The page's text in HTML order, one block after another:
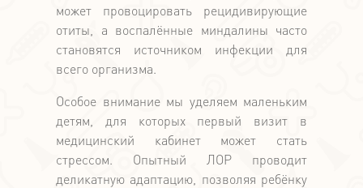
может провоцировать рецидивирующие
отиты, а воспалённые миндалины часто
становятся источником инфекции для
всего организма.
Особое внимание мы уделяем маленьким
детям, для которых первый визит в
медицинский кабинет может стать
стрессом. Опытный ЛОР проводит
деликатную адаптацию, позволяя ребёнку